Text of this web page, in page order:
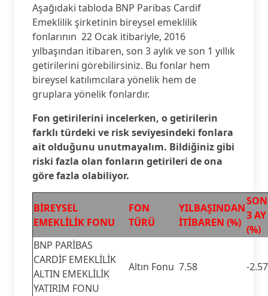
Aşağıdaki tabloda BNP Paribas Cardif
Emeklilik şirketinin bireysel emeklilik
fonlarının 22 Ocak itibariyle, 2016
yılbaşından itibaren, son 3 aylık ve son 1 yıllık
getirilerini görebilirsiniz. Bu fonlar hem
bireysel katılımcılara yönelik hem de
gruplara yönelik fonlardır.
Fon getirilerini incelerken, o getirilerin
farklı türdeki ve risk seviyesindeki fonlara
ait olduğunu unutmayalım. Bildiğiniz gibi
riski fazla olan fonların getirileri de ona
göre fazla olabiliyor.
BİREYSEL
EMEKLİLİK FONU
FON
TÜRÜ
YILBAŞINDAN
İTİBAREN (%)
SON
3 AY
(%)
BNP PARİBAS
CARDİF EMEKLİLİK
ALTIN EMEKLİLİK
YATIRIM FONU
Altın Fonu 7.58 -2.57